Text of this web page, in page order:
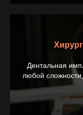
Дентальная
любой